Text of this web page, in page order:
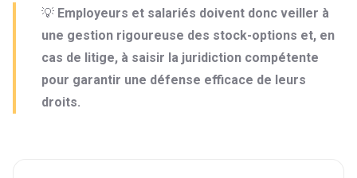
💡 Employeurs et salariés doivent donc veiller à
une gestion rigoureuse des stock-options et, en
cas de litige, à saisir la juridiction compétente
pour garantir une défense efficace de leurs
droits.